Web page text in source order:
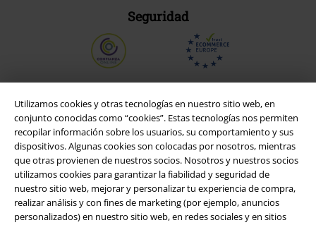
Utilizamos cookies y otras tecnologías en nuestro sitio web, en
conjunto conocidas como “cookies”. Estas tecnologías nos permiten
recopilar información sobre los usuarios, su comportamiento y sus
dispositivos. Algunas cookies son colocadas por nosotros, mientras
que otras provienen de nuestros socios. Nosotros y nuestros socios
utilizamos cookies para garantizar la fiabilidad y seguridad de
nuestro sitio web, mejorar y personalizar tu experiencia de compra,
realizar análisis y con fines de marketing (por ejemplo, anuncios
personalizados) en nuestro sitio web, en redes sociales y en sitios
Seguridad